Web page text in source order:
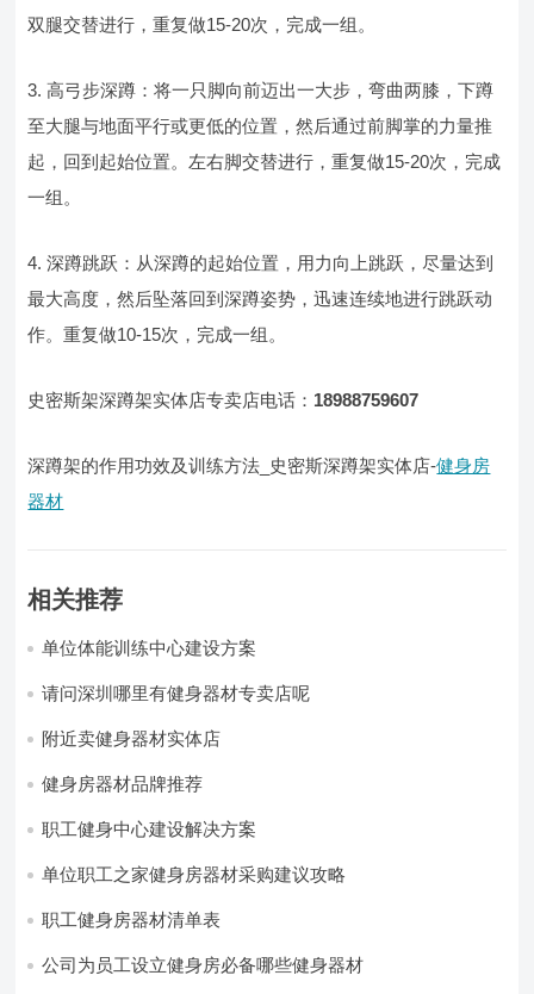
双腿交替进行，重复做15-20次，完成一组。
3. 高弓步深蹲：将一只脚向前迈出一大步，弯曲两膝，下蹲
至大腿与地面平行或更低的位置，然后通过前脚掌的力量推
起，回到起始位置。左右脚交替进行，重复做15-20次，完成
一组。
4. 深蹲跳跃：从深蹲的起始位置，用力向上跳跃，尽量达到
最大高度，然后坠落回到深蹲姿势，迅速连续地进行跳跃动
作。重复做10-15次，完成一组。
史密斯架深蹲架实体店专卖店电话： 18988759607
深蹲架的作用功效及训练方法_史密斯深蹲架实体店-健身房
器材
相关推荐
单位体能训练中心建设方案
请问深圳哪里有健身器材专卖店呢
附近卖健身器材实体店
健身房器材品牌推荐
职工健身中心建设解决方案
单位职工之家健身房器材采购建议攻略
职工健身房器材清单表
公司为员工设立健身房必备哪些健身器材